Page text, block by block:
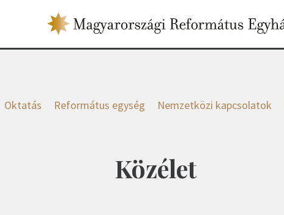
Oktatás Református egység Nemzetközi kapcsolatok
Közélet